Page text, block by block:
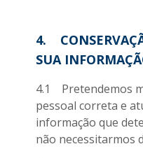
4.
SUA
4.1 Pretendemos
pessoal correta e
informação que
não necessitarmos